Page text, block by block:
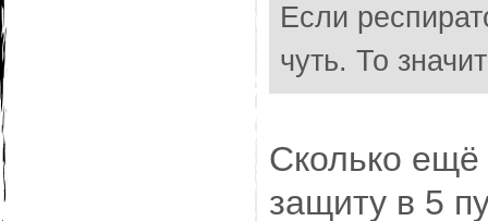
Если
чуть. То
Сколько ещё
защиту в 5